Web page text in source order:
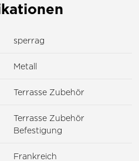
sperrag
Metall
Terrasse Zubehör
Terrasse Zubehör
Befestigung
Frankreich